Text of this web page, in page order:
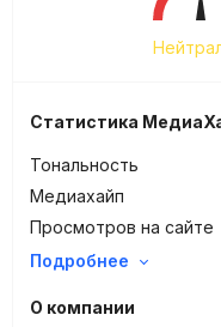
Статистика
Тональность
Медиахайп
Просмотров на сайте
Подробнее
О компании